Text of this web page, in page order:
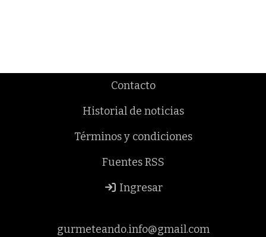
Contacto
Historial de noticias
Términos y condiciones
Fuentes RSS
Ingresar
gurmeteando.info@gmail.com